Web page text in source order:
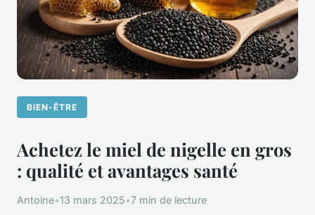
BIEN-ÊTRE
Achetez le miel de nigelle en gros
: qualité et avantages santé
Antoine•13 mars 2025•7 min de lecture